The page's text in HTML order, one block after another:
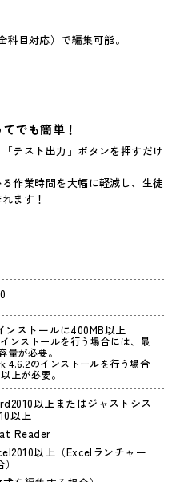
目対応）で編集可能。
でも簡単！
テスト出力」ボタンを押すだけ
作業時間を大幅に軽減し、生徒
ます！
ンストールに400MB以上
ンストールを行う場合には、最
量が必要。
4.6.2のインストールを行う場合
上が必要。
以上またはジャストシス
以上
Reader
以上（Excelランチャー